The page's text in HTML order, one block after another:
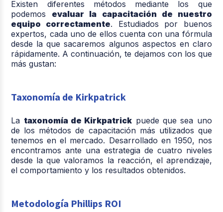
Existen diferentes métodos mediante los que
podemos evaluar la capacitación de nuestro
equipo correctamente. Estudiados por buenos
expertos, cada uno de ellos cuenta con una fórmula
desde la que sacaremos algunos aspectos en claro
rápidamente. A continuación, te dejamos con los que
más gustan:
Taxonomía de Kirkpatrick
La taxonomía de Kirkpatrick puede que sea uno
de los métodos de capacitación más utilizados que
tenemos en el mercado. Desarrollado en 1950, nos
encontramos ante una estrategia de cuatro niveles
desde la que valoramos la reacción, el aprendizaje,
el comportamiento y los resultados obtenidos.
Metodología Phillips ROI